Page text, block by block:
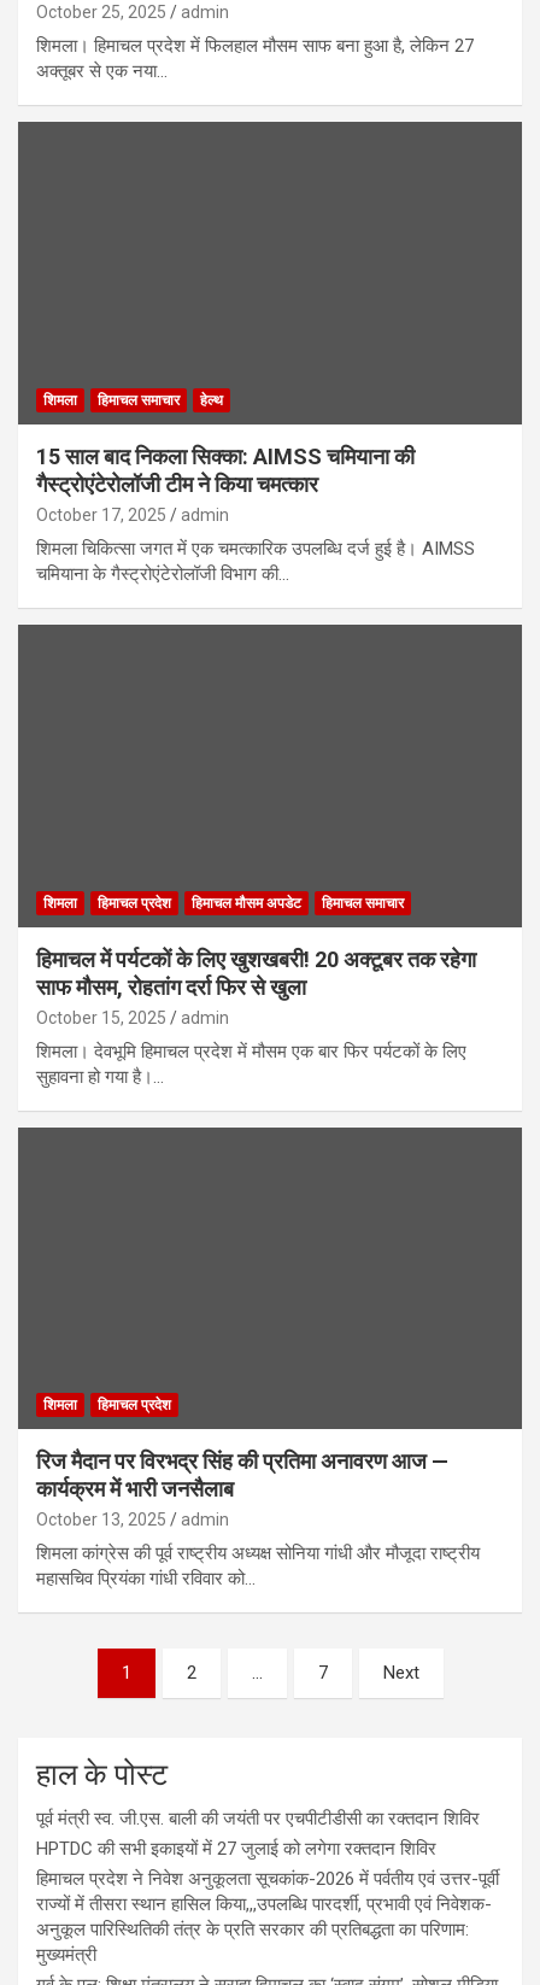
October 25, 2025 admin
शिमला। हिमाचल प्रदेश में फिलहाल मौसम साफ बना हुआ है, लेकिन 27
अक्तूबर से एक नया…
शिमला हिमाचल समाचार हेल्थ
15 साल बाद निकला सिक्का: AIMSS चमियाना की
गैस्ट्रोएंटेरोलॉजी टीम ने किया चमत्कार
October 17, 2025 admin
शिमला चिकित्सा जगत में एक चमत्कारिक उपलब्धि दर्ज हुई है। AIMSS
चमियाना के गैस्ट्रोएंटेरोलॉजी विभाग की…
शिमला हिमाचल प्रदेश हिमाचल मौसम अपडेट हिमाचल समाचार
हिमाचल में पर्यटकों के लिए खुशखबरी! 20 अक्टूबर तक रहेगा
साफ मौसम, रोहतांग दर्रा फिर से खुला
October 15, 2025 admin
शिमला। देवभूमि हिमाचल प्रदेश में मौसम एक बार फिर पर्यटकों के लिए
सुहावना हो गया है।…
शिमला हिमाचल प्रदेश
रिज मैदान पर विरभद्र सिंह की प्रतिमा अनावरण आज —
कार्यक्रम में भारी जनसैलाब
October 13, 2025 admin
शिमला कांग्रेस की पूर्व राष्ट्रीय अध्यक्ष सोनिया गांधी और मौजूदा राष्ट्रीय
महासचिव प्रियंका गांधी रविवार को…
1 2 … 7 Next
हाल के पोस्ट
पूर्व मंत्री स्व. जी.एस. बाली की जयंती पर एचपीटीडीसी का रक्तदान शिविर
HPTDC की सभी इकाइयों में 27 जुलाई को लगेगा रक्तदान शिविर
हिमाचल प्रदेश ने निवेश अनुकूलता सूचकांक-2026 में पर्वतीय एवं उत्तर-पूर्वी
राज्यों में तीसरा स्थान हासिल किया,,,उपलब्धि पारदर्शी, प्रभावी एवं निवेशक-
अनुकूल पारिस्थितिकी तंत्र के प्रति सरकार की प्रतिबद्धता का परिणाम:
मुख्यमंत्री